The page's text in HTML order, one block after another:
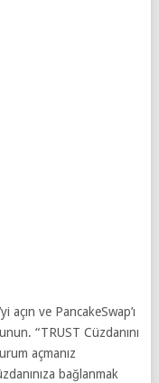
açın ve PancakeSwap’ı
“TRUST Cüzdanını
açmanız
bağlanmak